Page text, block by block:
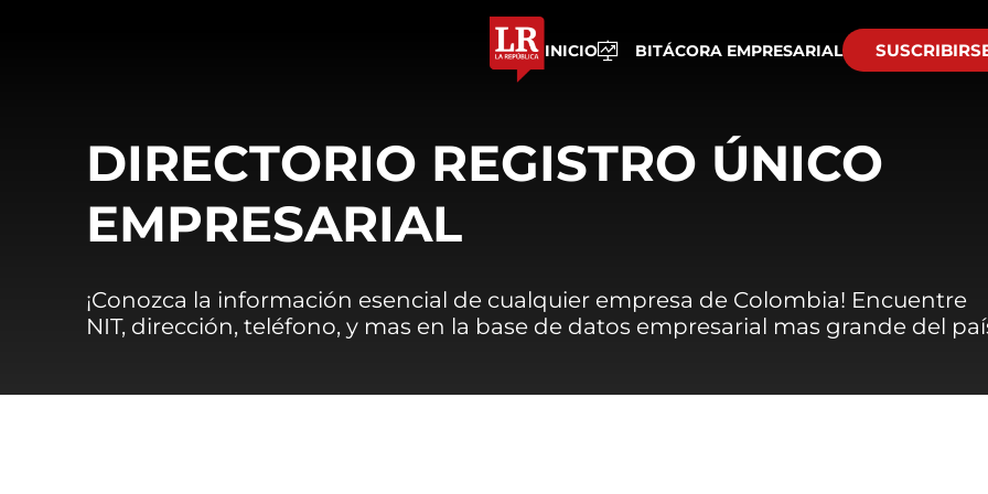
INICIO BITÁCORA EMPRESARIAL
DIRECTORIO REGISTRO ÚNICO
EMPRESARIAL
¡Conozca la información esencial de cualquier empresa de Colombia! Encuentre
NIT, dirección, teléfono, y mas en la base de datos empresarial mas grande del